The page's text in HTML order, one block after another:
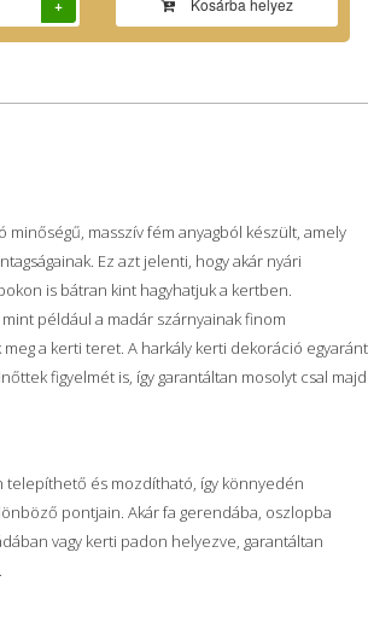
+
minőségű, masszív fém anyagból készült, amely
Ez azt jelenti, hogy akár nyári
is bátran kint hagyhatjuk a kertben.
például a madár szárnyainak finom
a kerti teret. A harkály kerti dekoráció egyaránt
figyelmét is, így garantáltan mosolyt csal majd
telepíthető és mozdítható, így könnyedén
pontjain. Akár fa gerendába, oszlopba
vagy kerti padon helyezve, garantáltan